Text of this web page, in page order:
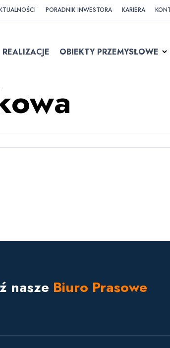
PORADNIK INWESTORA KARIERA
REALIZACJE OBIEKTY PRZEMYSŁOWE
nasze Biuro Prasowe
telefon) newslettera, informacji o
badaniach ankietowych oraz
Tę stronę chroni rozwiązanie